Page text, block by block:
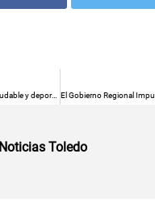
Promoción de la vida saludable y deporte en el medio rural: apuesta del Gobierno regional
Noticias Toledo